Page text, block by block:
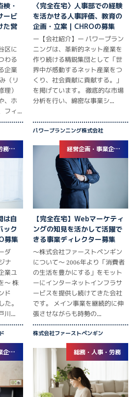
検・
ービ
た営
区に
わる
企業
（リ
理）
、ホ
フィ...
〈完全在宅〉人事部での経験
を活かせる人事評価、教育の
企画・立案｜CHROの募集
ー【会社紹介】ー パワープラン
ニングは、革新的ネット産業を
作り続ける精鋭集団として「世
界中が感動するネット産業をつ
くり、社会貢献に貢献する。」
を掲げています。 徹底的な市場
分析を行い、綿密な事業シ...
パワープランニング株式会社
総務・人事・労務, バックオフィス
は自
ック
募集
ダ
ナ
業ユ
～ 株
ド
た。
川...
経営企画・事業企画, マーケティング
【完全在宅】Webマーケティ
ングの知見を活かして活躍で
きる事業ディレクター募集
～株式会社ファーストペンギン
について～ 2006年より「消費者
の生活を豊かにする」をモット
ーにインターネットインフラサ
ービスを提供し続けてきた会社
です。 メイン事業を継続的に伸
張させながらも時勢の...
株式会社ファーストペンギン
経営企画・事業企画, 新規事業立ち上げ 総務・人事・労務